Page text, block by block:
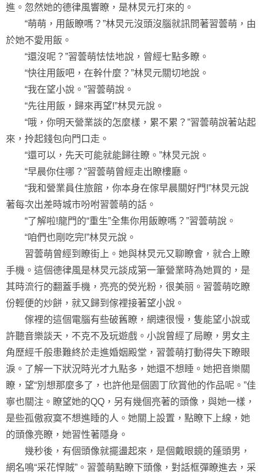
進。忽然她的德律風響瞭，是林炅元打來的。
“萌萌，用飯瞭嗎？”林炅元沒頭沒腦就訊問著習蕓萌，由
於她不愛用飯。
“還沒呢？”習蕓萌怯怯地說，曾經七點多瞭。
“快往用飯吧，在幹什麼？”林炅元關切地說。
“我在望小說。”習蕓萌說。
“先往用飯，歸來再望!”林炅元說。
“哦，你明天營業談的怎麼樣，累不累？”習蕓萌說著站起
來，拎起錢包向門口走。
“還可以，先天可能就能歸往瞭。”林炅元說。
“早晨你住哪？”習蕓萌曾經走出瞭樓廳。
“我和營業員住旅館，你本身在傢早晨關好門!”林炅元說
著每次出差時城市吩咐習蕓萌的話。
“了解啦!龍門的“重生”全集你用飯瞭嗎？”習蕓萌說。
“咱們也剛吃完!”林炅元說。
習蕓萌曾經到瞭街上。她與林炅元又聊瞭會，就合上瞭
手機。這個德律風是林炅元談成第一筆營業時為她買的，是
其時流行的翻蓋手機，亮亮的熒光粉，很美丽。習蕓萌吃瞭
份輕便的炒餅，就又歸到傢裡接著望小說。
傢裡的這個電腦有些破舊瞭，網速很慢，隻能望小說或
許聽音樂談天，不克不及玩遊戲。小說曾經了局瞭，男女主
角歷經千般患難終於走進婚姻殿堂，習蕓萌打動得失下瞭眼
淚。了解一下狀況時光才九點多，她還不想睡。她把音樂關
瞭，望“別想那麼多了，也許他是個園丁欣賞他的作品呢。”佳
寧也關注。瞭望她的QQ，另有幾個亮著的頭像，與她一樣，
是些孤傲寂寞不想進睡的人。她關上設置，點瞭下上線，她
的頭像亮瞭，她習性著隱身。
幾秒後，有個頭像就擺盪起來，是個戴眼鏡的蓬頭男，
網名鳴“采花悍賊”。習蕓萌點瞭下頭像，對話框彈瞭進去，采